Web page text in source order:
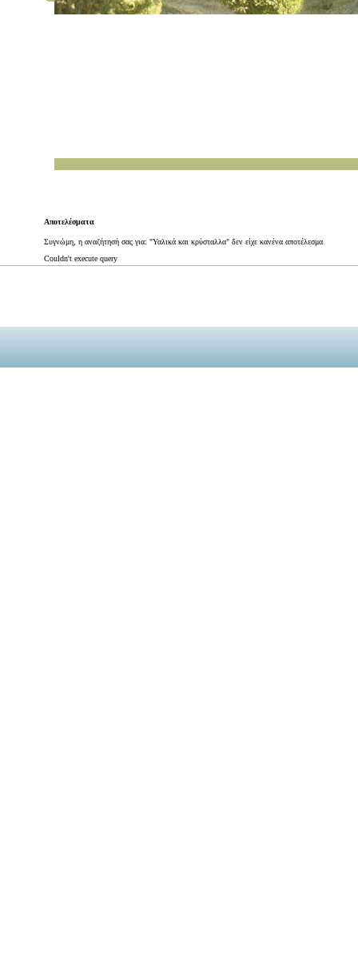
Αποτελέσματα
Συγνώμη, η αναζήτησή σας για: "Υαλικά και κρύσταλλα" δεν είχε κανένα αποτέλεσμα
Couldn't execute query